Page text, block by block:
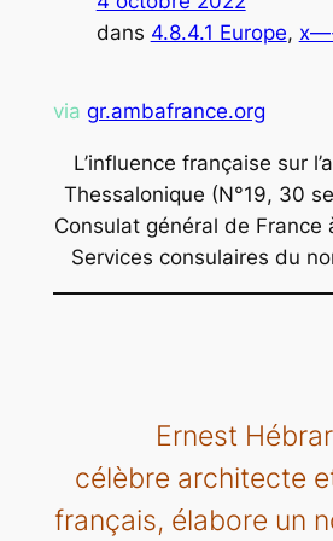
dans 4.8.4.1 Europe,
via gr.ambafrance.org
L’influence française sur
Thessalonique (N°19, 30
Consulat général de France
Services consulaires du
Ernest
célèbre architecte
français, élabore un